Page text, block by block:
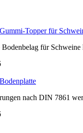
Topper für
für
nach DIN 7861